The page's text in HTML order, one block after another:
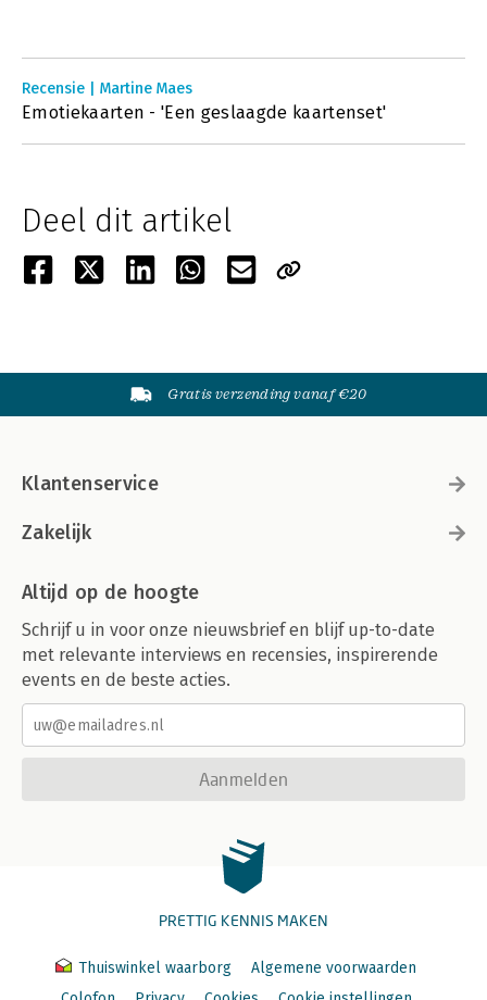
Recensie | Martine Maes
Emotiekaarten - 'Een geslaagde kaartenset'
Deel dit artikel
Gratis verzending vanaf €20
Klantenservice
Zakelijk
Altijd op de hoogte
Schrijf u in voor onze nieuwsbrief en blijf up-to-date
met relevante interviews en recensies, inspirerende
events en de beste acties.
Aanmelden
PRETTIG KENNIS MAKEN
Thuiswinkel waarborg
Algemene voorwaarden